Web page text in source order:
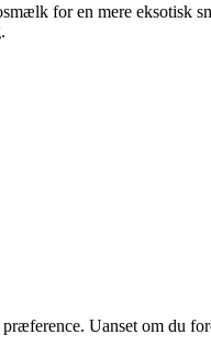
for en mere eksotisk
Uanset om du